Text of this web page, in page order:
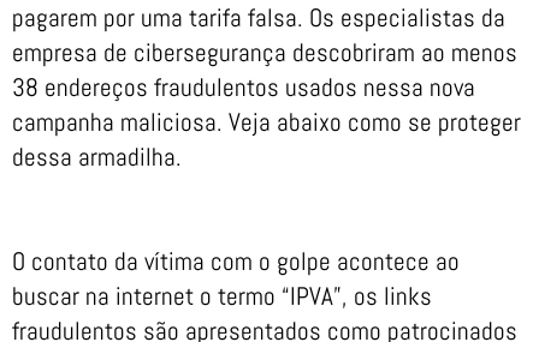
pagarem por uma tarifa falsa. Os especialistas da
empresa de cibersegurança descobriram ao menos
38 endereços fraudulentos usados nessa nova
campanha maliciosa. Veja abaixo como se proteger
dessa armadilha.
O contato da vítima com o golpe acontece ao
buscar na internet o termo “IPVA”, os links
fraudulentos são apresentados como patrocinados